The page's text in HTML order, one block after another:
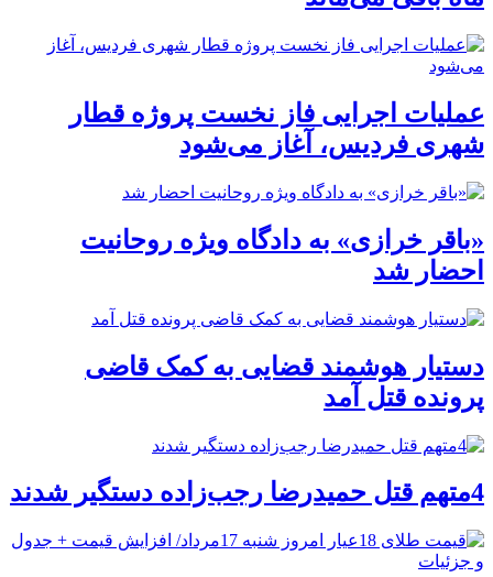
عملیات اجرایی فاز نخست پروژه قطار
شهری فردیس، آغاز می‌شود
«باقر خرازی» به دادگاه ویژه روحانیت
احضار شد
دستیار هوشمند قضایی به کمک قاضی
پرونده قتل آمد
4متهم قتل حمیدرضا رجب‌زاده دستگیر شدند